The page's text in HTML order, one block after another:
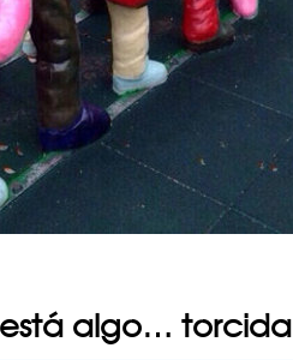
está algo… torcida